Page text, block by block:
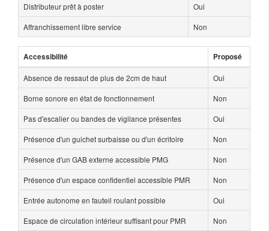
Distributeur prêt à poster
Oui
Affranchissement libre service
Non
Accessibilité Proposé
Absence de ressaut de plus de 2cm de haut
Oui
Borne sonore en état de fonctionnement
Non
Pas d'escalier ou bandes de vigilance présentes
Oui
Présence d'un guichet surbaisse ou d'un écritoire
Non
Présence d'un GAB externe accessible PMG
Non
Présence d'un espace confidentiel accessible PMR
Non
Entrée autonome en fauteil roulant possible
Oui
Espace de circulation intérieur suffisant pour PMR
Non